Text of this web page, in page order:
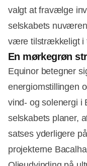
valgt at fravælge
selskabets
være tilstrækkeligt i
En mørkegrøn
Equinor betegner
energiomstillingen
vind- og solenergi i
selskabets planer,
satses yderligere
projekterne